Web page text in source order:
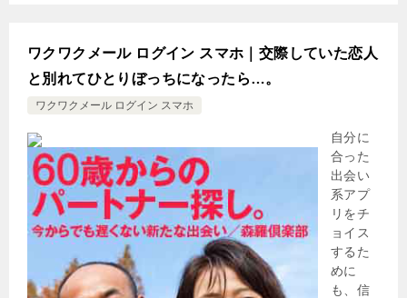
ワクワクメール ログイン スマホ｜交際していた恋人
と別れてひとりぼっちになったら…。
ワクワクメール ログイン スマホ
自分に
合った
出会い
系アプ
リをチ
ョイス
するた
めに
も、信